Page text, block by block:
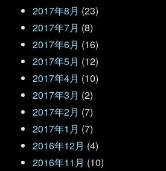
2017年8月 (23)
2017年7月 (8)
2017年6月 (16)
2017年5月 (12)
2017年4月 (10)
2017年3月 (2)
2017年2月 (7)
2017年1月 (7)
2016年12月 (4)
2016年11月 (10)